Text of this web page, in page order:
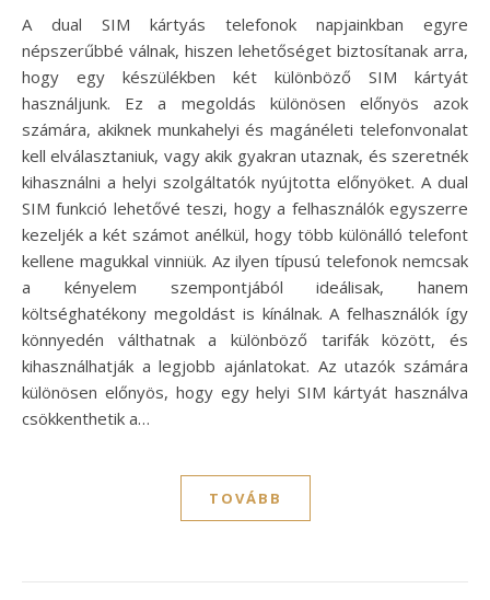
A dual SIM kártyás telefonok napjainkban egyre
népszerűbbé válnak, hiszen lehetőséget biztosítanak arra,
hogy egy készülékben két különböző SIM kártyát
használjunk. Ez a megoldás különösen előnyös azok
számára, akiknek munkahelyi és magánéleti telefonvonalat
kell elválasztaniuk, vagy akik gyakran utaznak, és szeretnék
kihasználni a helyi szolgáltatók nyújtotta előnyöket. A dual
SIM funkció lehetővé teszi, hogy a felhasználók egyszerre
kezeljék a két számot anélkül, hogy több különálló telefont
kellene magukkal vinniük. Az ilyen típusú telefonok nemcsak
a kényelem szempontjából ideálisak, hanem
költséghatékony megoldást is kínálnak. A felhasználók így
könnyedén válthatnak a különböző tarifák között, és
kihasználhatják a legjobb ajánlatokat. Az utazók számára
különösen előnyös, hogy egy helyi SIM kártyát használva
csökkenthetik a…
TOVÁBB